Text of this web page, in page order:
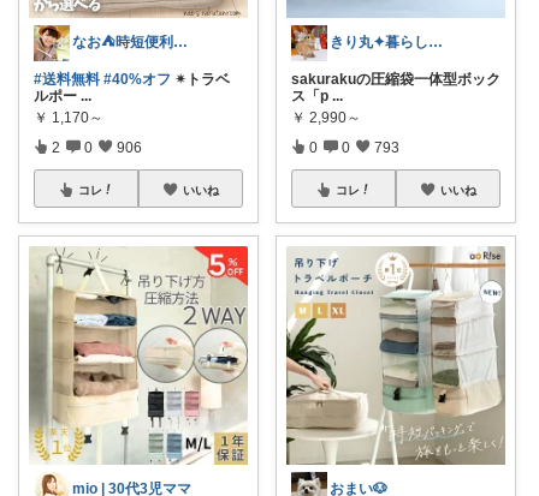
なお⛺️時短便利グッズ好き♡オリ写多め♪
#送料無料 #40%オフ ✴︎トラベ
ルポー ...
￥ 1,170～
2 0 906
コレ いいね
mio | 30代3児ママ
きり丸✦暮らしが整う日用雑貨セレクト🐇
sakurakuの圧縮袋一体型ボック
ス「p ...
￥ 2,990～
0 0 793
コレ いいね
おまい🐶